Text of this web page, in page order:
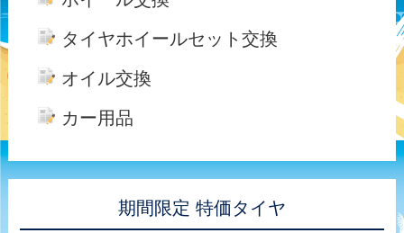
タイヤホイールセット交換
オイル交換
カー用品
期間限定 特価タイヤ